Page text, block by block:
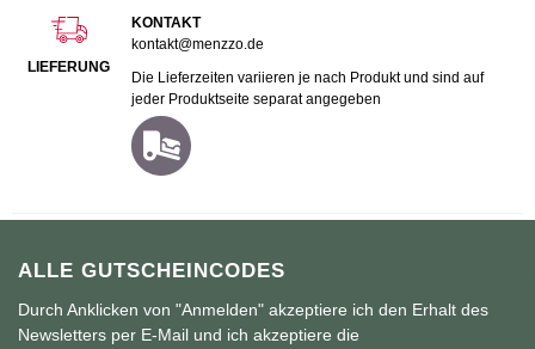
ALLE GUTSCHEINCODES
Durch Anklicken von "Anmelden" akzeptiere ich den Erhalt des
Newsletters per E-Mail und ich akzeptiere die
LIEFERUNG
KONTAKT
kontakt@menzzo.de
Die Lieferzeiten variieren je nach Produkt und sind auf
jeder Produktseite separat angegeben